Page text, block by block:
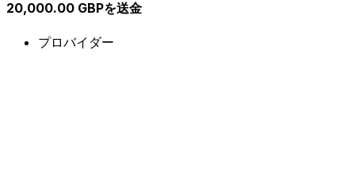
20,000.00 GBPを送金
プロバイダー